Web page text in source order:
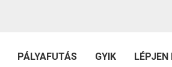
PÁLYAFUTÁS GYIK